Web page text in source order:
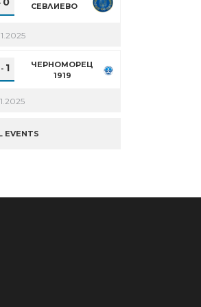
СЕВЛИЕВО
- 1
ЧЕРНОМОРЕЦ
1919
EVENTS